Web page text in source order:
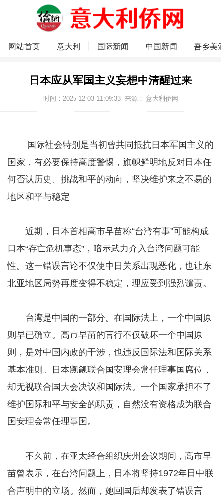
网站首页 意大利 国际新闻 中国新闻 吾乡美
日本应从军国主义妄想中清醒过来
时间：2025-12-03 11:09:33 来源： 意大利侨网
国际社会特别是当初曾共同抵抗日本军国主义的
国家，有必要保持高度警惕，旗帜鲜明地反对日本任
何否认历史、挑战和平的动向，坚决维护来之不易的
地区和平与稳定
近期，日本首相高市早苗称“台湾有事”可能构成
日本“存亡危机事态”，暗示武力介入台湾问题可能
性。这一错误言论不仅使中日关系出现恶化，也让东
北亚地区局势再度变得不稳定，理应受到强烈谴责。
台湾是中国的一部分。在国际法上，一个中国原
则早已确立。高市早苗的言行不仅破坏一个中国原
则，是对中国内政的干涉，也违反国际法和国际关系
基本准则。日本觊觎联合国安理会常任理事国席位，
却无视联合国大会决议和国际法。一个国家承担不了
维护国际和平与安全的职责，自然没有资格成为联合
国安理会常任理事国。
不久前，在亚太经合组织庆州会议期间，高市早
苗曾表示，在台湾问题上，日本将坚持1972年日中联
合声明中的立场。然而，她回国后却发表了错误言